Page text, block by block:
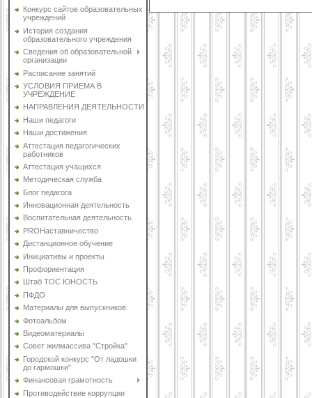
Конкурс сайтов образовательных
учреждений
История создания
образовательного учреждения
Сведения об образовательной
организации
Расписание занятий
УСЛОВИЯ ПРИЕМА В
УЧРЕЖДЕНИЕ
НАПРАВЛЕНИЯ ДЕЯТЕЛЬНОСТИ
Наши педагоги
Наши достижения
Аттестация педагогических
работников
Аттестация учащихся
Методическая служба
Блог педагога
Инновационная деятельность
Воспитательная деятельность
PROНаставничество
Дистанционное обучение
Инициативы и проекты
Профориентация
Штаб ТОС ЮНОСТЬ
ПФДО
Материалы для выпускников
Фотоальбом
Видеоматериалы
Совет жилмассива "Стройка"
Городской конкурс "От ладошки
до гармошки"
Финансовая грамотность
Противодействие коррупции